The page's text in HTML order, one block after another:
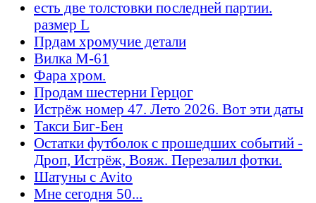
есть две толстовки последней партии.
размер L
Прдам хромучие детали
Вилка М-61
Фара хром.
Продам шестерни Герцог
Истрёж номер 47. Лето 2026. Вот эти даты
Такси Биг-Бен
Остатки футболок с прошедших событий -
Дроп, Истрёж, Вояж. Перезалил фотки.
Шатуны с Avito
Мне сегодня 50...